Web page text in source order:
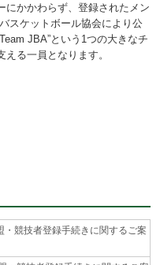
にかかわらず、登録されたメン
スケットボール協会により公
JBA”という1つの大きなチ
る一員となります。
・競技者登録手続きに関するご案